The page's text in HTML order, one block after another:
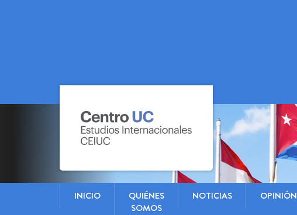
INICIO
QUIÉNES
SOMOS
NOTICIAS OPINIÓN